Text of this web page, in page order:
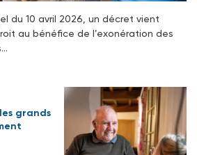
du 10 avril 2026, un décret vient
au bénéfice de l’exonération des
grands